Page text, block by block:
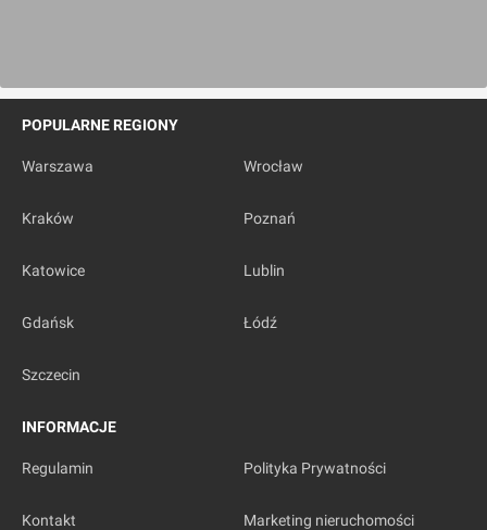
POPULARNE REGIONY
Warszawa Wrocław
Kraków Poznań
Katowice Lublin
Gdańsk Łódź
Szczecin
INFORMACJE
Regulamin Polityka Prywatności
Kontakt Marketing nieruchomości